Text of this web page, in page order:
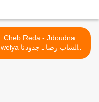
Cheb Reda - Jdoudna
welya الشاب رضا ـ جدودنا
ولية >